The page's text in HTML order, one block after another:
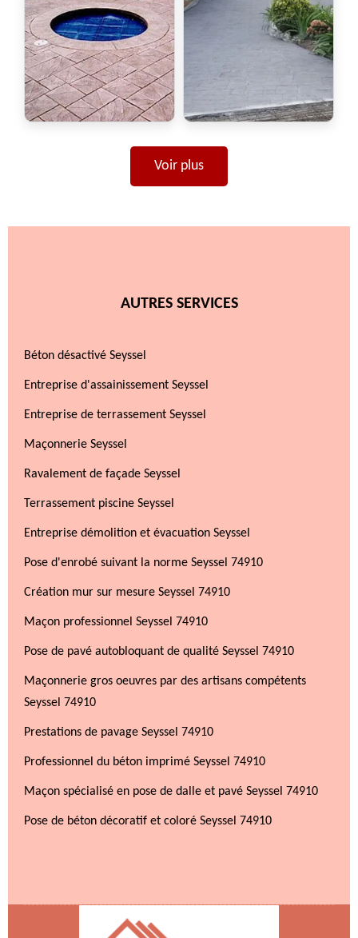
Voir plus
AUTRES SERVICES
Béton désactivé Seyssel
Entreprise d'assainissement Seyssel
Entreprise de terrassement Seyssel
Maçonnerie Seyssel
Ravalement de façade Seyssel
Terrassement piscine Seyssel
Entreprise démolition et évacuation Seyssel
Pose d'enrobé suivant la norme Seyssel 74910
Création mur sur mesure Seyssel 74910
Maçon professionnel Seyssel 74910
Pose de pavé autobloquant de qualité Seyssel 74910
Maçonnerie gros oeuvres par des artisans compétents
Seyssel 74910
Prestations de pavage Seyssel 74910
Professionnel du béton imprimé Seyssel 74910
Maçon spécialisé en pose de dalle et pavé Seyssel 74910
Pose de béton décoratif et coloré Seyssel 74910